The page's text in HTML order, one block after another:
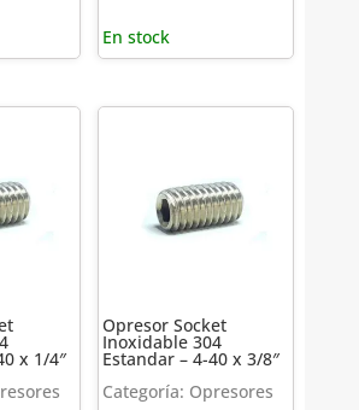
En stock
x 1/4″
Opresor Socket
Inoxidable 304
Estandar – 4-40 x 3/8″
Categoría: Opresores